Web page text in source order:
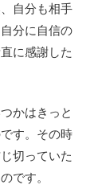
自分も相手
分に自信の
に感謝した
かはきっと
す。その時
切っていた
です。